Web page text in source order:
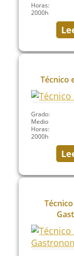
Horas:
2000h
Técnico
Grado:
Medio
Horas:
2000h